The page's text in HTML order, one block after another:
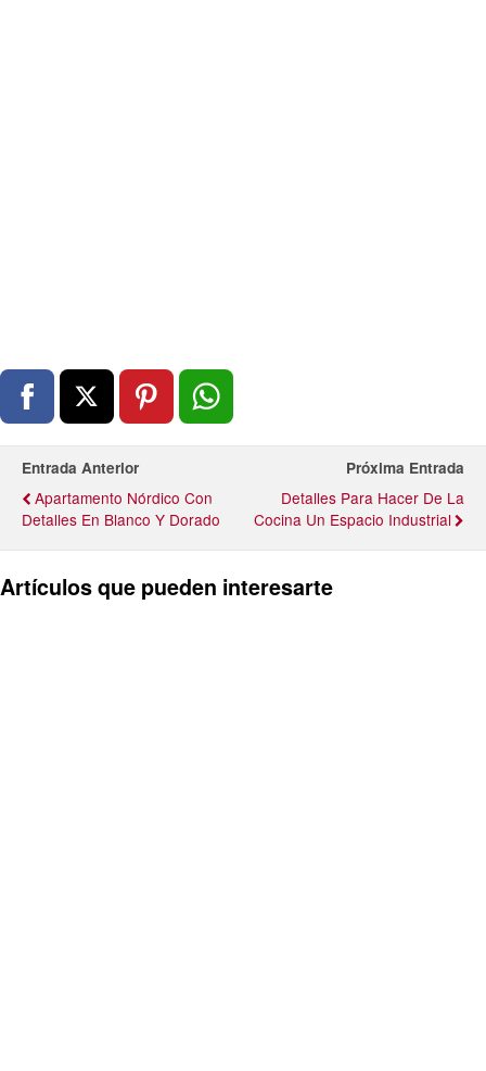
Entrada Anterior
Apartamento Nórdico Con
Detalles En Blanco Y Dorado
Próxima Entrada
Detalles Para Hacer De La
Cocina Un Espacio Industrial
Artículos que pueden interesarte